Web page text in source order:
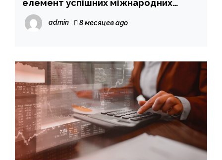
елемент успішних міжнародних
вантажоперевезень Європою
admin 8 месяцев ago